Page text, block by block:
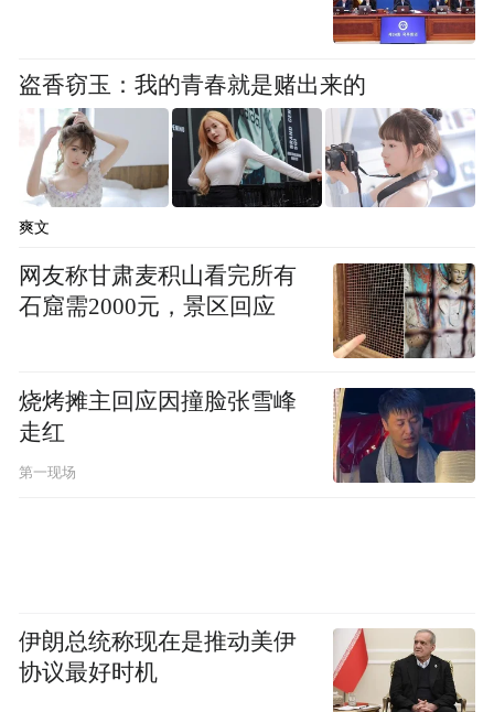
盗香窃玉：我的青春就是赌出来的
爽文
网友称甘肃麦积山看完所有
石窟需2000元，景区回应
烧烤摊主回应因撞脸张雪峰
走红
第一现场
伊朗总统称现在是推动美伊
协议最好时机